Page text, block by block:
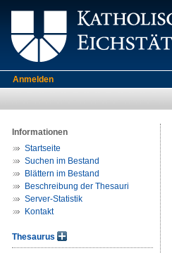
Anmelden
Informationen
Startseite
Suchen im Bestand
Blättern im Bestand
Beschreibung der Thesauri
Server-Statistik
Kontakt
Thesaurus